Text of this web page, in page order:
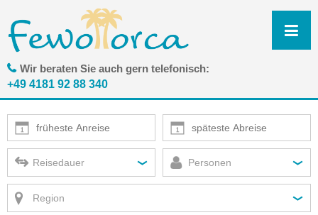
Wir beraten Sie auch gern telefonisch:
+49 4181 92 88 340
Reisedauer Personen
Region